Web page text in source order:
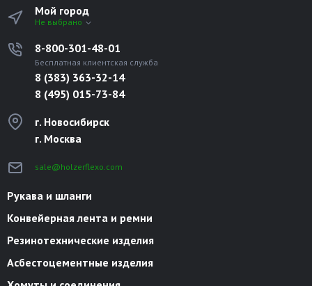
Мой город
Не выбрано
8-800-301-48-01
Бесплатная клиентская служба
8 (383) 363-32-14
8 (495) 015-73-84
г. Новосибирск
г. Москва
sale@holzerflexo.com
Рукава и шланги
Конвейерная лента и ремни
Резинотехнические изделия
Асбестоцементные изделия